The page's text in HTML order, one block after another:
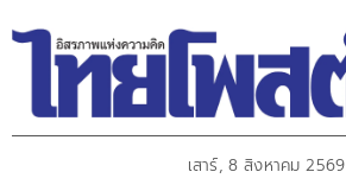
เสาร์, 8 สิงหาคม 2569